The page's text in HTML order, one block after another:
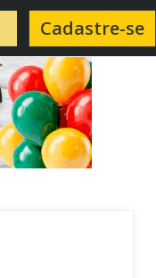
Cadastre-se